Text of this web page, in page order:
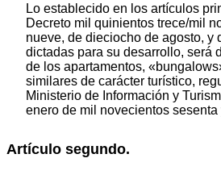
Lo establecido en los artículos
Decreto mil quinientos trece/mil
nueve, de dieciocho de agosto, y
dictadas para su desarrollo, será
de los apartamentos,
similares de carácter turístico,
Ministerio de Información y
enero de mil novecientos sesenta
Artículo segundo.